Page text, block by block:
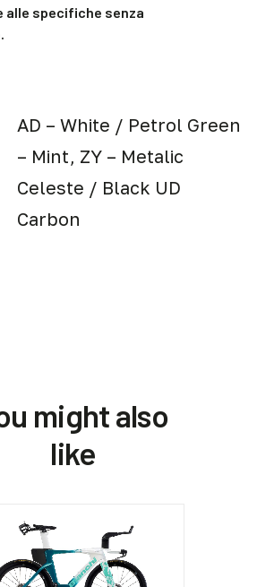
alle specifiche senza
AD – White / Petrol Green
– Mint, ZY – Metalic
Celeste / Black UD
Carbon
might also
like